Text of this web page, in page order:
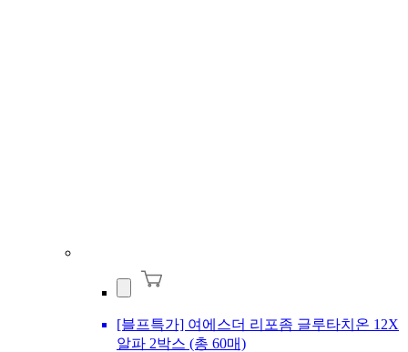
[블프특가] 여에스더 리포좀 글루타치온 12X
알파 2박스 (총 60매)